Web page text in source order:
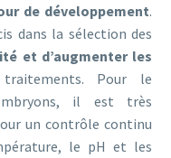
de développement.
dans la sélection des
et d’augmenter les
Pour le
il est très
un contrôle continu
le pH et les